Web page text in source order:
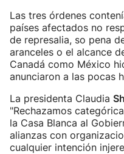
Las tres órdenes
países afectados no
de represalia, so pena
aranceles o el alcance
Canadá como México
anunciaron a las pocas
La presidenta Claudia
"Rechazamos
la Casa Blanca al
alianzas con
cualquier intención